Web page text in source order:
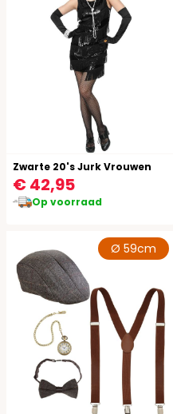
Zwarte 20's Jurk Vrouwen
€ 42,95
Op voorraad
Ø 59cm